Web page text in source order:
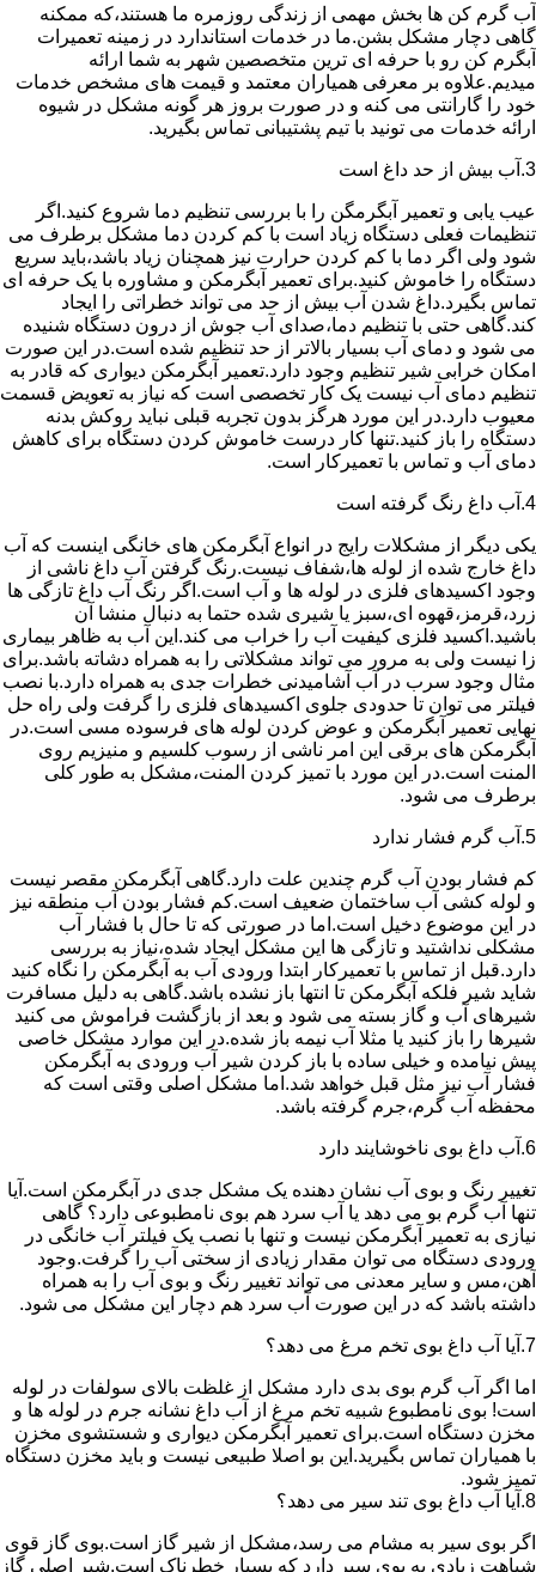
آب گرم کن ها بخش مهمی از زندگی روزمره ما هستند،که ممکنه
گاهی دچار مشکل بشن.ما در خدمات استاندارد در زمینه تعمیرات
آبگرم کن رو با حرفه ای ترین متخصصین شهر به شما ارائه
میدیم.علاوه بر معرفی همیاران معتمد و قیمت های مشخص خدمات
خود را گارانتی می کنه و در صورت بروز هر گونه مشکل در شیوه
ارائه خدمات می تونید با تیم پشتیبانی تماس بگیرید.
3.آب بیش از حد داغ است
عیب یابی و تعمیر آبگرمگن را با بررسی تنظیم دما شروع کنید.اگر
تنظیمات فعلی دستگاه زیاد است با کم کردن دما مشکل برطرف می
شود ولی اگر دما با کم کردن حرارت نیز همچنان زیاد باشد،باید سریع
دستگاه را خاموش کنید.برای تعمیر آبگرمکن و مشاوره با یک حرفه ای
تماس بگیرد.داغ شدن آب بیش از حد می تواند خطراتی را ایجاد
کند.گاهی حتی با تنظیم دما،صدای آب جوش از درون دستگاه شنیده
می شود و دمای آب بسیار بالاتر از حد تنظیم شده است.در این صورت
امکان خرابی شیر تنظیم وجود دارد.تعمیر آبگرمکن دیواری که قادر به
تنظیم دمای آب نیست یک کار تخصصی است که نیاز به تعویض قسمت
معیوب دارد.در این مورد هرگز بدون تجربه قبلی نباید روکش بدنه
دستگاه را باز کنید.تنها کار درست خاموش کردن دستگاه برای کاهش
دمای آب و تماس با تعمیرکار است.
4.آب داغ رنگ گرفته است
یکی دیگر از مشکلات رایج در انواع آبگرمکن های خانگی اینست که آب
داغ خارج شده از لوله ها،شفاف نیست.رنگ گرفتن آب داغ ناشی از
وجود اکسیدهای فلزی در لوله ها و آب است.اگر رنگ آب داغ تازگی ها
زرد،قرمز،قهوه ای،سبز یا شیری شده حتما به دنبال منشا آن
باشید.اکسید فلزی کیفیت آب را خراب می کند.این آب به ظاهر بیماری
زا نیست ولی به مرور می تواند مشکلاتی را به همراه دشاته باشد.برای
مثال وجود سرب در آب آشامیدنی خطرات جدی به همراه دارد.با نصب
فیلتر می توان تا حدودی جلوی اکسیدهای فلزی را گرفت ولی راه حل
نهایی تعمیر آبگرمکن و عوض کردن لوله های فرسوده مسی است.در
آبگرمکن های برقی این امر ناشی از رسوب کلسیم و منیزیم روی
المنت است.در این مورد با تمیز کردن المنت،مشکل به طور کلی
برطرف می شود.
5.آب گرم فشار ندارد
کم فشار بودن آب گرم چندین علت دارد.گاهی آبگرمکن مقصر نیست
و لوله کشی آب ساختمان ضعیف است.کم فشار بودن آب منطقه نیز
در این موضوع دخیل است.اما در صورتی که تا حال با فشار آب
مشکلی نداشتید و تازگی ها این مشکل ایجاد شده،نیاز به بررسی
دارد.قبل از تماس با تعمیرکار ابتدا ورودی آب به آبگرمکن را نگاه کنید
شاید شیر فلکه آبگرمکن تا انتها باز نشده باشد.گاهی به دلیل مسافرت
شیرهای آب و گاز بسته می شود و بعد از بازگشت فراموش می کنید
شیرها را باز کنید یا مثلا آب نیمه باز شده.در این موارد مشکل خاصی
پیش نیامده و خیلی ساده با باز کردن شیر آب ورودی به آبگرمکن
فشار آب نیز مثل قبل خواهد شد.اما مشکل اصلی وقتی است که
محفظه آب گرم،جرم گرفته باشد.
6.آب داغ بوی ناخوشایند دارد
تغییر رنگ و بوی آب نشان دهنده یک مشکل جدی در آبگرمکن است.آیا
تنها آب گرم بو می دهد یا آب سرد هم بوی نامطبوعی دارد؟ گاهی
نیازی به تعمیر آبگرمکن نیست و تنها با نصب یک فیلتر آب خانگی در
ورودی دستگاه می توان مقدار زیادی از سختی آب را گرفت.وجود
آهن،مس و سایر معدنی می تواند تغییر رنگ و بوی آب را به همراه
داشته باشد که در این صورت آب سرد هم دچار این مشکل می شود.
7.آیا آب داغ بوی تخم مرغ می دهد؟
اما اگر آب گرم بوی بدی دارد مشکل از غلظت بالای سولفات در لوله
است! بوی نامطبوع شبیه تخم مرغ از آب داغ نشانه جرم در لوله ها و
مخزن دستگاه است.برای تعمیر آبگرمکن دیواری و شستشوی مخزن
با همیاران تماس بگیرید.این بو اصلا طبیعی نیست و باید مخزن دستگاه
تمیز شود.
8.آیا آب داغ بوی تند سیر می دهد؟
اگر بوی سیر به مشام می رسد،مشکل از شیر گاز است.بوی گاز قوی
شباهت زیادی به بوی سیر دارد که بسیار خطرناک است.شیر اصلی گاز